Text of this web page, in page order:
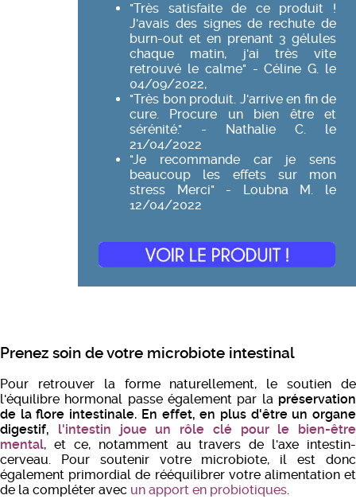
"Très satisfaite de ce produit !
J'avais des signes de rechute de
burn-out et en prenant 3 gélules
chaque matin, j'ai très vite
retrouvé le calme" - Céline G. le
04/09/2022,
"Très bon produit. J'arrive en fin de
cure. Procure un bien être et
sérénité." - Nathalie C. le
21/04/2022
"Je recommande car je sens
beaucoup les effets sur mon
stress Merci" - Loubna M. le
12/04/2022
Prenez soin de votre microbiote intestinal
Pour retrouver la forme naturellement, le soutien de
l'équilibre hormonal passe également par la préservation
de la flore intestinale. En effet, en plus d'être un organe
digestif, l'intestin joue un rôle clé pour le bien-être
mental, et ce, notamment au travers de l'axe intestin-
cerveau. Pour soutenir votre microbiote, il est donc
également primordial de rééquilibrer votre alimentation et
de la compléter avec un apport en probiotiques.